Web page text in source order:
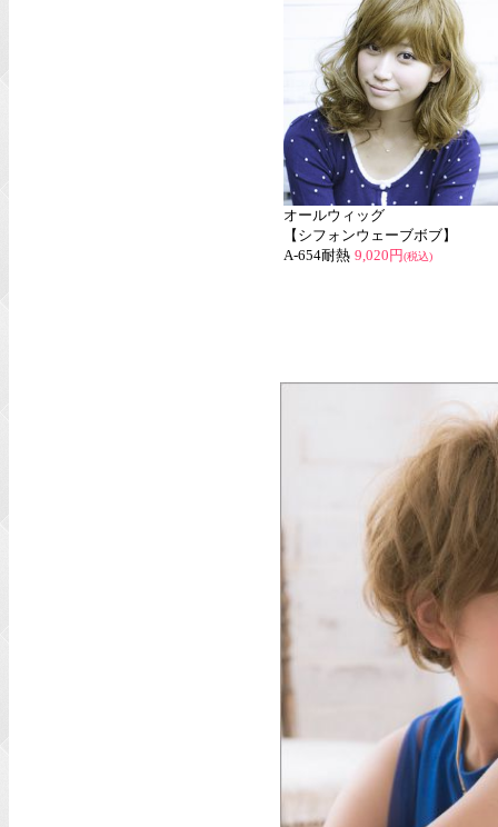
オールウィッグ
【シフォンウェーブボブ】
A-654耐熱 9,020円(税込)